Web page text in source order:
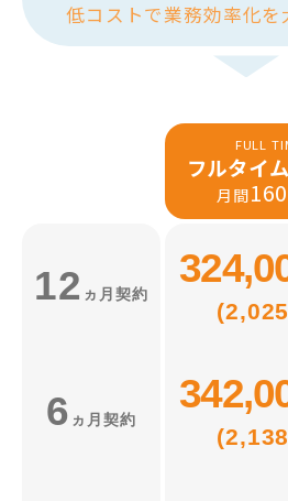
低コストで業務効率化
12 ヵ月契約
6 ヵ月契約
FULL
フルタイ
月間160